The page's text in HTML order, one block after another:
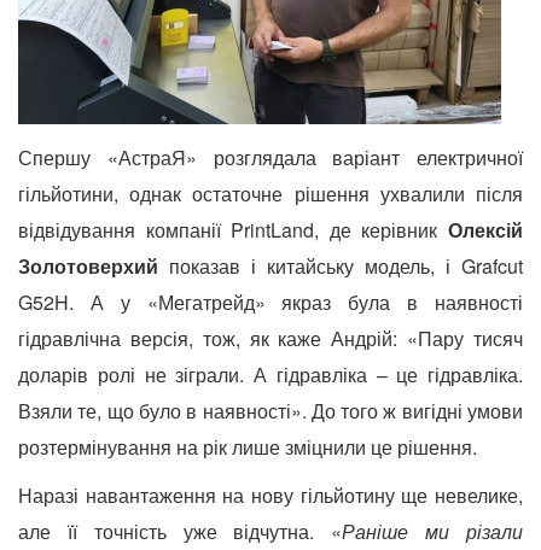
Спершу «АстраЯ» розглядала варіант електричної
гільйотини, однак остаточне рішення ухвалили після
відвідування компанії PrintLand, де керівникОлексій
Золотоверхий показав і китайську модель, і Grafcut
G52H. А у «Мегатрейд» якраз була в наявності
гідравлічна версія, тож, як каже Андрій: «Пару тисяч
доларів ролі не зіграли. А гідравліка – це гідравліка.
Взяли те, що було в наявності». До того ж вигідні умови
розтермінування на рік лише зміцнили це рішення.
Наразі навантаження на нову гільйотину ще невелике,
але її точність уже відчутна. «Раніше ми різали